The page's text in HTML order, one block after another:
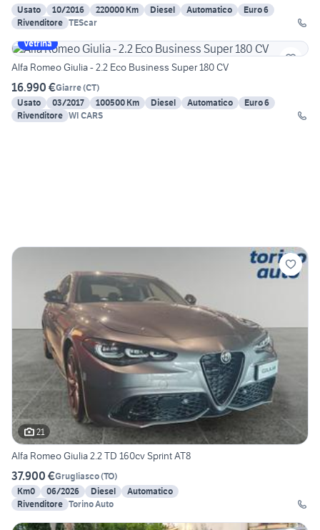
Usato 10/2016 220000 Km Diesel Automatico
Euro 6
Rivenditore TEScar
Vetrina
Alfa Romeo Giulia - 2.2 Eco Business Super 180 CV
16.990 €Giarre(CT)
Usato
03/2017 100500 Km Diesel Automatico
Euro 6
Rivenditore WI CARS
21
Alfa Romeo Giulia 2.2 TD 160cv Sprint AT8
37.900 €Grugliasco(TO)
Km0
06/2026 Diesel
Automatico
Rivenditore Torino Auto